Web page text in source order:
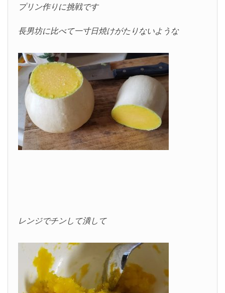
プリン作りに挑戦です
長男坊に比べて一寸日焼けがたりないような
レンジでチンして潰して